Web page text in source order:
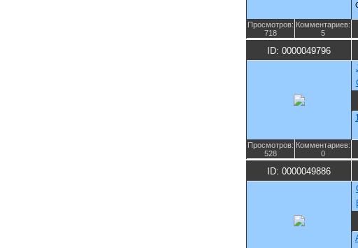
Просмотров:
718
Комментариев:
5
ID: 0000049796
Просмотров:
528
Комментариев:
0
ID: 0000049886